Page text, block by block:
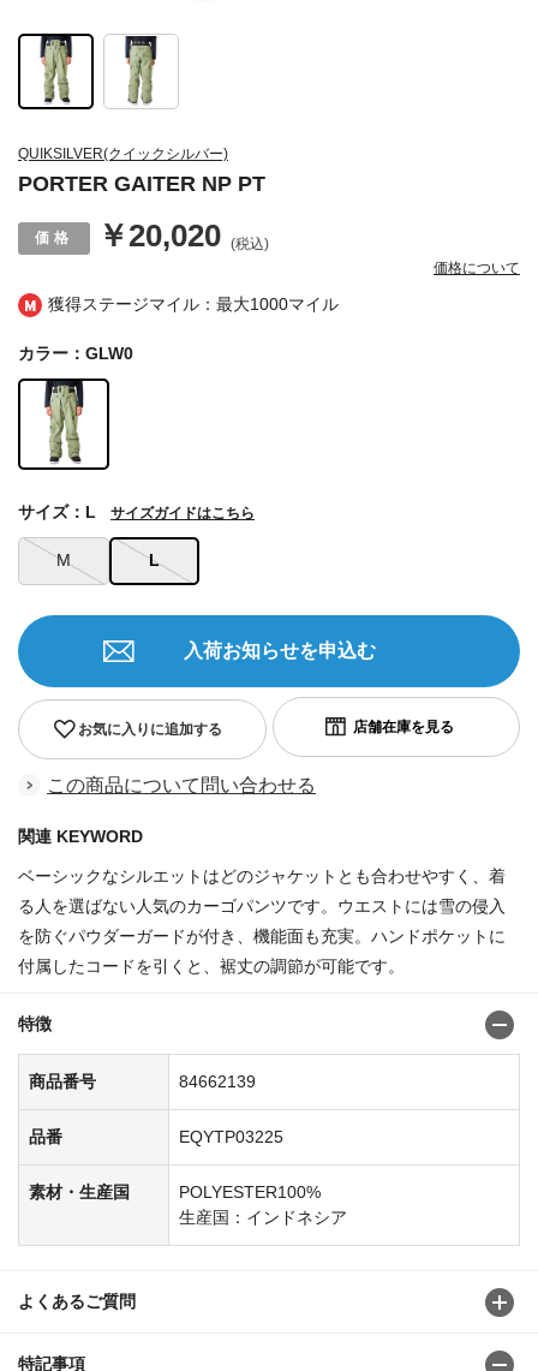
獲得ステージマイル：最大1000マイル
QUIKSILVER(クイックシルバー)
PORTER GAITER NP PT
￥20,020 (税込)
価格について
カラー：GLW0
M L
サイズ：L サイズガイドはこちら
お気に入りに追加する
入荷お知らせを申込む
この商品について問い合わせる
関連 KEYWORD
ベーシックなシルエットはどのジャケットとも合わせやすく、着
る人を選ばない人気のカーゴパンツです。ウエストには雪の侵入
を防ぐパウダーガードが付き、機能面も充実。ハンドポケットに
付属したコードを引くと、裾丈の調節が可能です。
特徴
商品番号 84662139
品番 EQYTP03225
素材・生産国
POLYESTER100%
生産国：インドネシア
よくあるご質問
特記事項